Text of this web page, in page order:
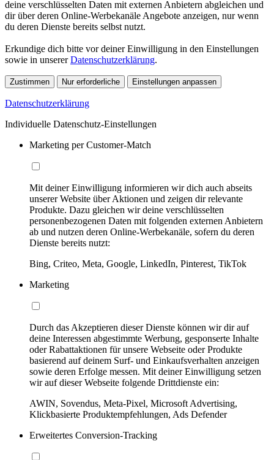
deine verschlüsselten Daten mit externen Anbietern abgleichen und
dir über deren Online-Werbekanäle Angebote anzeigen, nur wenn
du deren Dienste bereits selbst nutzt.
Erkundige dich bitte vor deiner Einwilligung in den Einstellungen
sowie in unsererDatenschutzerklärung.
Zustimmen Nur erforderliche Einstellungen anpassen
Datenschutzerklärung
Individuelle Datenschutz-Einstellungen
Marketing per Customer-Match
Mit deiner Einwilligung informieren wir dich auch abseits
unserer Website über Aktionen und zeigen dir relevante
Produkte. Dazu gleichen wir deine verschlüsselten
personenbezogenen Daten mit folgenden externen Anbietern
ab und nutzen deren Online-Werbekanäle, sofern du deren
Dienste bereits nutzt:
Bing, Criteo, Meta, Google, LinkedIn, Pinterest, TikTok
Marketing
Durch das Akzeptieren dieser Dienste können wir dir auf
deine Interessen abgestimmte Werbung, gesponserte Inhalte
oder Rabattaktionen für unsere Webseite oder Produkte
basierend auf deinem Surf- und Einkaufsverhalten anzeigen
sowie deren Erfolge messen. Mit deiner Einwilligung setzen
wir auf dieser Webseite folgende Drittdienste ein:
AWIN, Sovendus, Meta-Pixel, Microsoft Advertising,
Klickbasierte Produktempfehlungen, Ads Defender
Erweitertes Conversion-Tracking